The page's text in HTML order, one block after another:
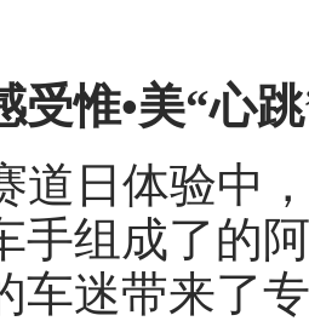
受惟•美“心
日体验中
手组成了的
车迷带来了